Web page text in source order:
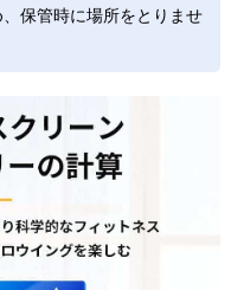
保管時に場所をとりませ